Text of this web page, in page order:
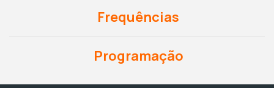
Frequências
Programação